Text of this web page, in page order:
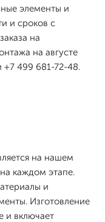
элементы и
и сроков с
на
на августе
+7 499 681-72-48.
на нашем
каждом этапе.
и
Изготовление
и включает